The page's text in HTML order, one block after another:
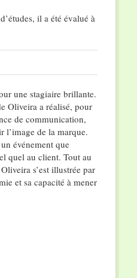
il a été évalué à
une stagiaire brillante.
Oliveira a réalisé, pour
de communication,
l’image de la marque.
événement que
quel au client. Tout au
s’est illustrée par
et sa capacité à mener